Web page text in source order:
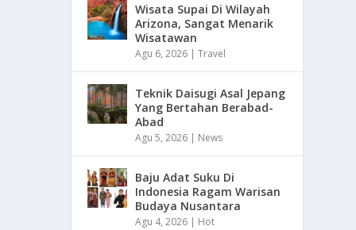
Wisata Supai Di Wilayah
Arizona, Sangat Menarik
Wisatawan
Agu 6, 2026 |Travel
Teknik Daisugi Asal Jepang
Yang Bertahan Berabad-
Abad
Agu 5, 2026 | News
Baju Adat Suku Di
Indonesia Ragam Warisan
Budaya Nusantara
Agu 4, 2026 | Hot